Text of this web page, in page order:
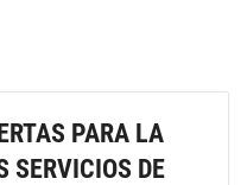
PARA LA
SERVICIOS DE